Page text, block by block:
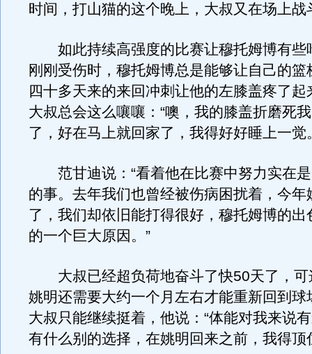
时间，打山猫的这个晚上，大叔又在场上战
如此持续高强度的比赛让穆托姆博有些
刚刚受伤时，穆托姆博总是能够让自己的篮
四十多天来的来回冲刺让他的左膝盖疼了起
大叔总会这么嚷嚷：“噢，我的膝盖折磨死
了，好在马上就回家了，我得好好睡上一觉
范甘迪说：“看着他在比赛中努力实在是
的事。去年我们也曾经被伤病困扰着，今年
了，我们却依旧能打得很好，穆托姆博的出
的一个巨大原因。”
大叔已经超负荷地奋斗了快50天了，可
姚明还需要大约一个月左右才能重新回到球
大叔只能继续挺着，他说：“体能对我来说
有什么别的选择，在姚明回来之前，我得顶